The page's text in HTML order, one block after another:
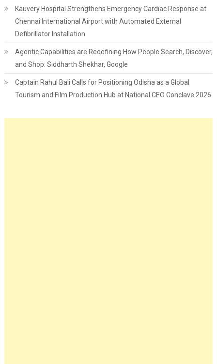
Kauvery Hospital Strengthens Emergency Cardiac Response at
Chennai International Airport with Automated External
Defibrillator Installation
Agentic Capabilities are Redefining How People Search, Discover,
and Shop: Siddharth Shekhar, Google
Captain Rahul Bali Calls for Positioning Odisha as a Global
Tourism and Film Production Hub at National CEO Conclave 2026